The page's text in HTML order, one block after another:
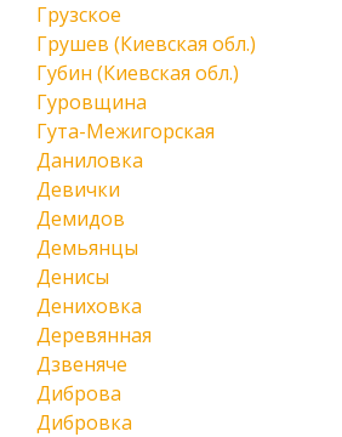
Грузское
Грушев (Киевская обл.)
Губин (Киевская обл.)
Гуровщина
Гута-Межигорская
Даниловка
Девички
Демидов
Демьянцы
Денисы
Дениховка
Деревянная
Дзвеняче
Диброва
Дибровка